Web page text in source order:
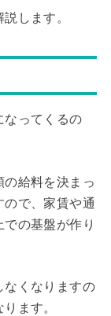
します。
なってくるの
給料を決まっ
で、家賃や通
の基盤が作り
なくなりますの
ます。